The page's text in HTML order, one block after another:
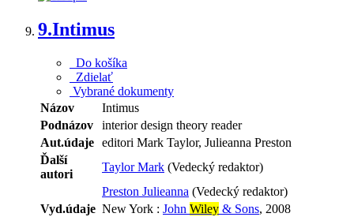
9.Intimus
Do košíka
Zdielať
Vybrané dokumenty
Názov
Intimus
Podnázov
interior design theory reader
Aut.údaje editori Mark Taylor, Julieanna Preston
Ďalší
autori
Taylor Mark (Vedecký redaktor)
Preston Julieanna (Vedecký redaktor)
Vyd.údaje New York : John Wiley & Sons, 2008